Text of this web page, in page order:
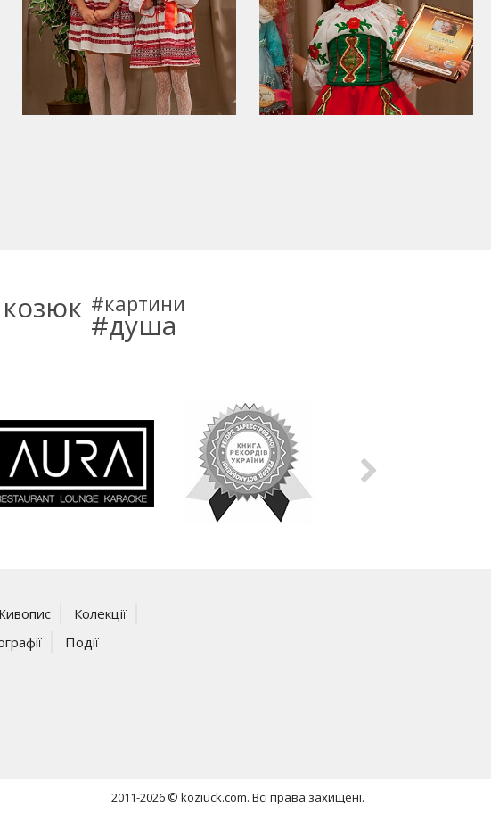
картини
душа
Колекції
Події
2011-2026 © koziuck.com. Всі права захищені.